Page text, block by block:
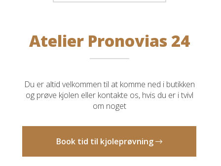
Atelier Pronovias 24
Du er altid velkommen til at komme ned i butikken
og prøve kjolen eller kontakte os, hvis du er i tvivl
om noget
Book tid til kjoleprøvning